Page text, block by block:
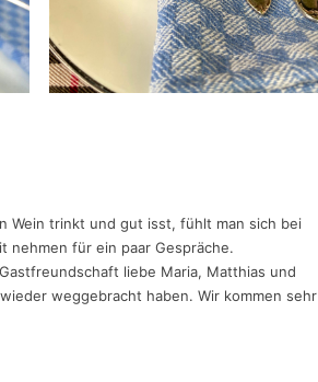
Wein trinkt und gut isst, fühlt man sich bei
nehmen für ein paar Gespräche.
liebe Maria, Matthias und
weggebracht haben. Wir kommen sehr